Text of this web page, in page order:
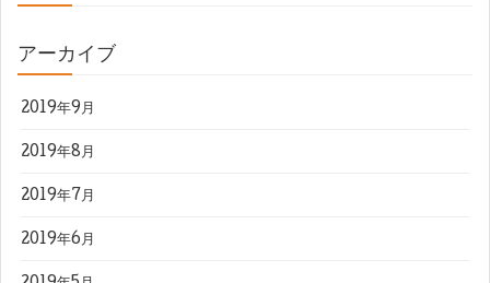
アーカイブ
2019年9月
2019年8月
2019年7月
2019年6月